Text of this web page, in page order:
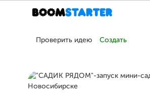
Проверить идею Создать